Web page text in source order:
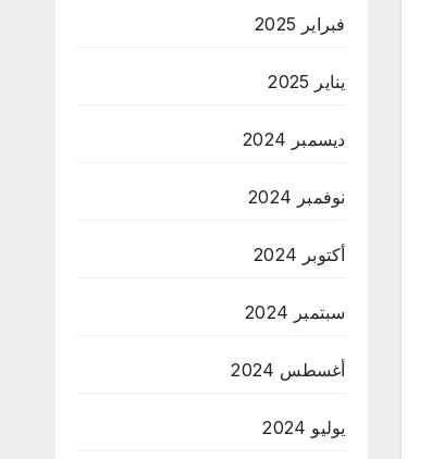
فبراير 2025
يناير 2025
ديسمبر 2024
نوفمبر 2024
أكتوبر 2024
سبتمبر 2024
أغسطس 2024
يوليو 2024